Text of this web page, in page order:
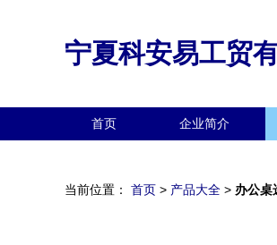
宁夏科安易工贸
首页 企业简介
当前位置： 首页 > 产品大全 > 办公桌